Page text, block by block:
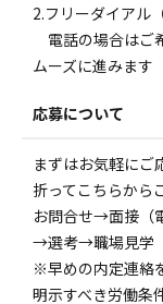
2.フリーダイアル
電話の場合はご
ムーズに進みます
応募について
まずはお気軽にご
折ってこちらから
お問合せ→面接（
→選考→職場見学
※早めの内定連絡
明示すべき労働条